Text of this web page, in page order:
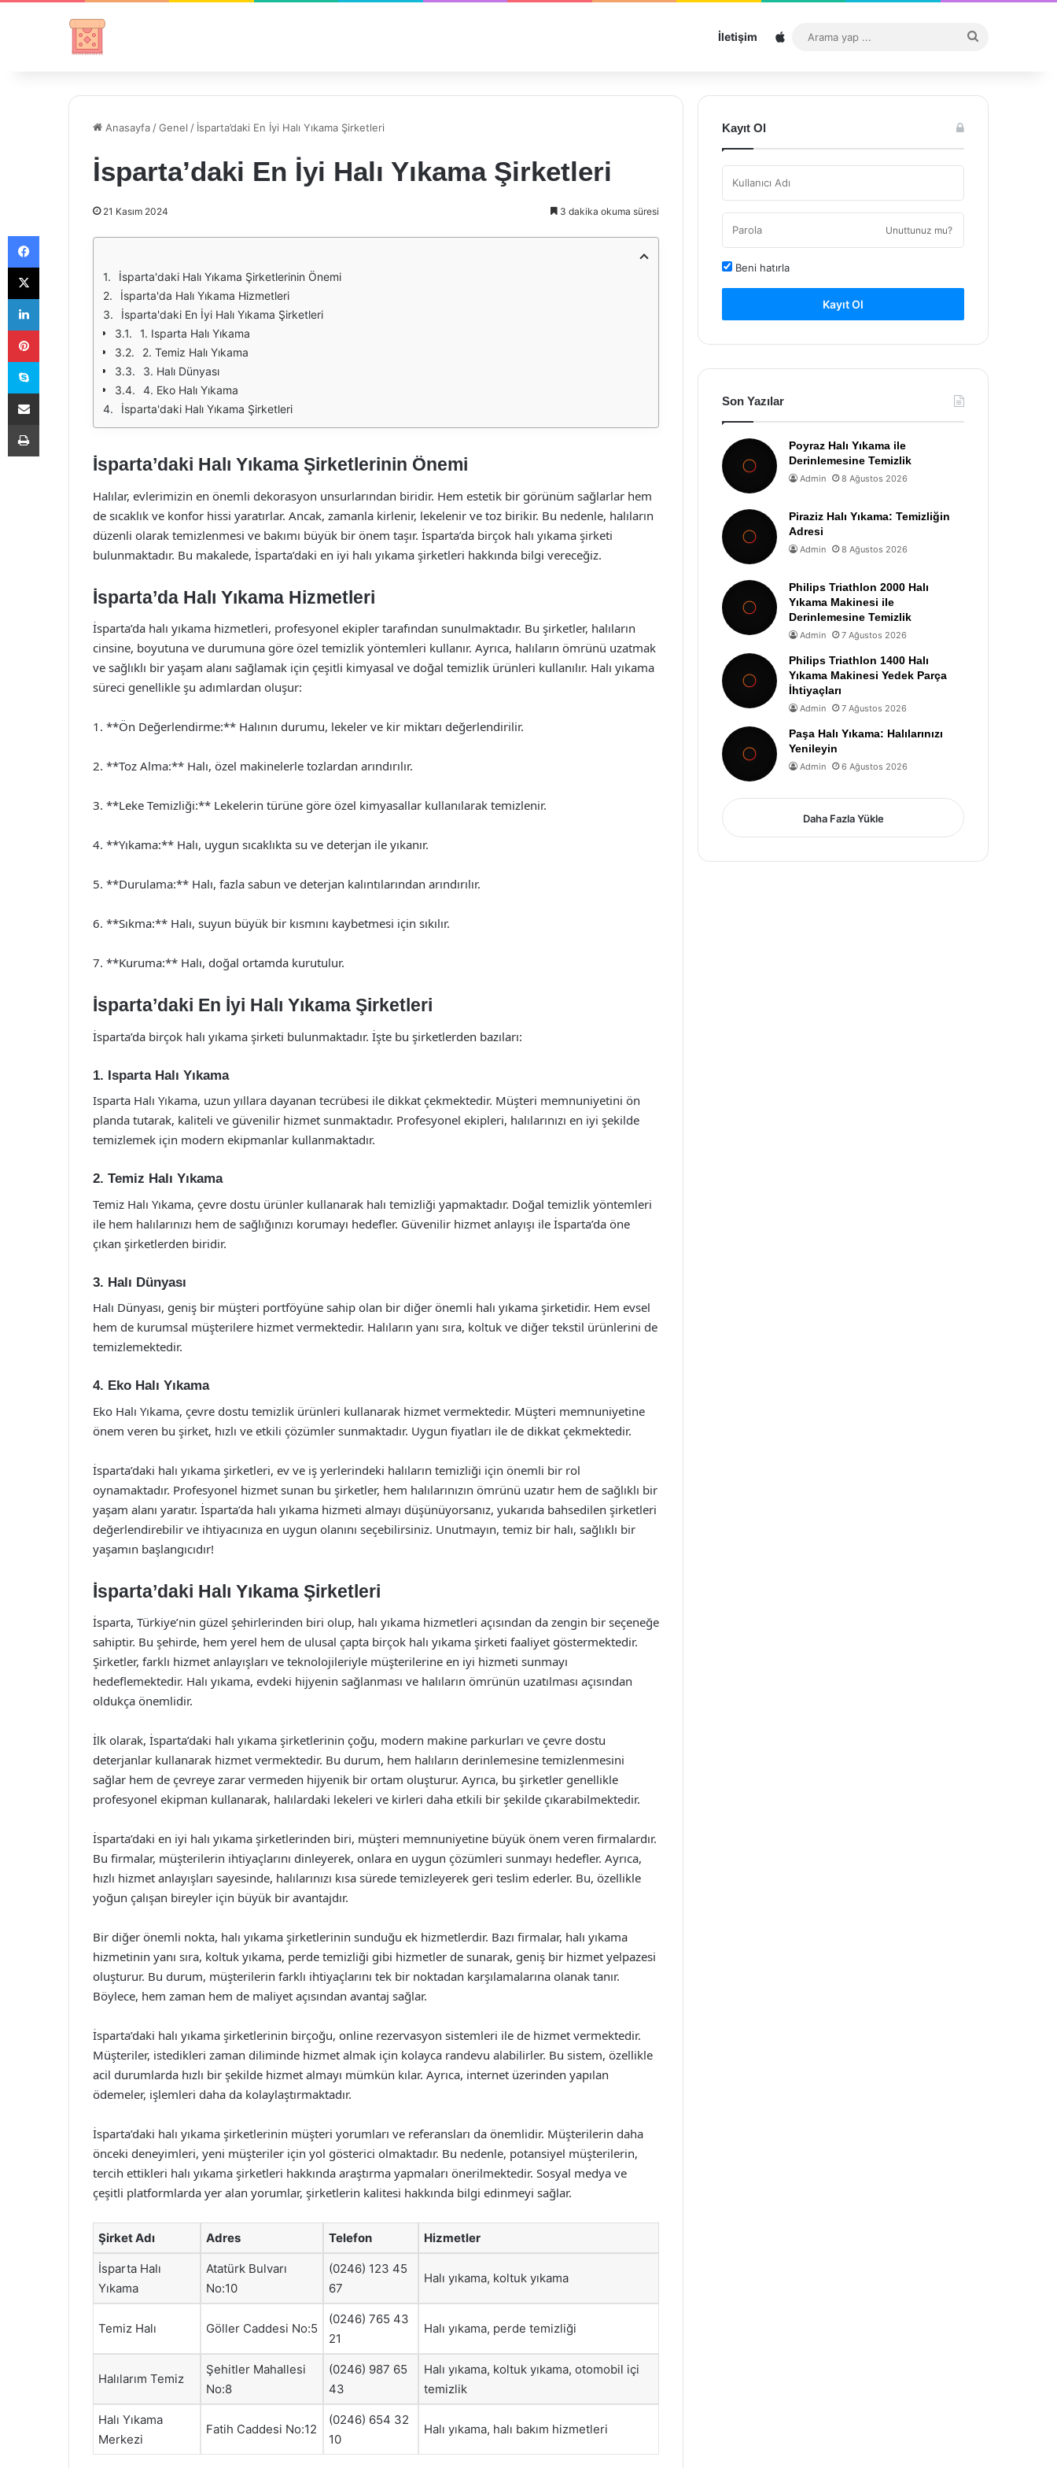
İletişim Sitemap
...
Anasayfa /Genel / İsparta’daki En İyi Halı Yıkama Şirketleri
İsparta’daki En İyi Halı Yıkama Şirketleri
21 Kasım 2024 3 dakika okuma süresi
İsparta'daki Halı Yıkama Şirketlerinin Önemi
İsparta'da Halı Yıkama Hizmetleri
İsparta'daki En İyi Halı Yıkama Şirketleri
1. Isparta Halı Yıkama
2. Temiz Halı Yıkama
3. Halı Dünyası
4. Eko Halı Yıkama
İsparta'daki Halı Yıkama Şirketleri
İsparta’daki Halı Yıkama Şirketlerinin Önemi
Halılar, evlerimizin en önemli dekorasyon unsurlarından biridir. Hem estetik bir görünüm sağlarlar hem
de sıcaklık ve konfor hissi yaratırlar. Ancak, zamanla kirlenir, lekelenir ve toz birikir. Bu nedenle, halıların
düzenli olarak temizlenmesi ve bakımı büyük bir önem taşır. İsparta’da birçok halı yıkama şirketi
bulunmaktadır. Bu makalede, İsparta’daki en iyi halı yıkama şirketleri hakkında bilgi vereceğiz.
İsparta’da Halı Yıkama Hizmetleri
İsparta’da halı yıkama hizmetleri, profesyonel ekipler tarafından sunulmaktadır. Bu şirketler, halıların
cinsine, boyutuna ve durumuna göre özel temizlik yöntemleri kullanır. Ayrıca, halıların ömrünü uzatmak
ve sağlıklı bir yaşam alanı sağlamak için çeşitli kimyasal ve doğal temizlik ürünleri kullanılır. Halı yıkama
süreci genellikle şu adımlardan oluşur:
1. **Ön Değerlendirme:** Halının durumu, lekeler ve kir miktarı değerlendirilir.
2. **Toz Alma:** Halı, özel makinelerle tozlardan arındırılır.
3. **Leke Temizliği:** Lekelerin türüne göre özel kimyasallar kullanılarak temizlenir.
4. **Yıkama:** Halı, uygun sıcaklıkta su ve deterjan ile yıkanır.
5. **Durulama:** Halı, fazla sabun ve deterjan kalıntılarından arındırılır.
6. **Sıkma:** Halı, suyun büyük bir kısmını kaybetmesi için sıkılır.
7. **Kuruma:** Halı, doğal ortamda kurutulur.
İsparta’daki En İyi Halı Yıkama Şirketleri
İsparta’da birçok halı yıkama şirketi bulunmaktadır. İşte bu şirketlerden bazıları:
1. Isparta Halı Yıkama
Isparta Halı Yıkama, uzun yıllara dayanan tecrübesi ile dikkat çekmektedir. Müşteri memnuniyetini ön
planda tutarak, kaliteli ve güvenilir hizmet sunmaktadır. Profesyonel ekipleri, halılarınızı en iyi şekilde
temizlemek için modern ekipmanlar kullanmaktadır.
2. Temiz Halı Yıkama
Temiz Halı Yıkama, çevre dostu ürünler kullanarak halı temizliği yapmaktadır. Doğal temizlik yöntemleri
ile hem halılarınızı hem de sağlığınızı korumayı hedefler. Güvenilir hizmet anlayışı ile İsparta’da öne
çıkan şirketlerden biridir.
3. Halı Dünyası
Halı Dünyası, geniş bir müşteri portföyüne sahip olan bir diğer önemli halı yıkama şirketidir. Hem evsel
hem de kurumsal müşterilere hizmet vermektedir. Halıların yanı sıra, koltuk ve diğer tekstil ürünlerini de
temizlemektedir.
4. Eko Halı Yıkama
Eko Halı Yıkama, çevre dostu temizlik ürünleri kullanarak hizmet vermektedir. Müşteri memnuniyetine
önem veren bu şirket, hızlı ve etkili çözümler sunmaktadır. Uygun fiyatları ile de dikkat çekmektedir.
İsparta’daki halı yıkama şirketleri, ev ve iş yerlerindeki halıların temizliği için önemli bir rol
oynamaktadır. Profesyonel hizmet sunan bu şirketler, hem halılarınızın ömrünü uzatır hem de sağlıklı bir
yaşam alanı yaratır. İsparta’da halı yıkama hizmeti almayı düşünüyorsanız, yukarıda bahsedilen şirketleri
değerlendirebilir ve ihtiyacınıza en uygun olanını seçebilirsiniz. Unutmayın, temiz bir halı, sağlıklı bir
yaşamın başlangıcıdır!
İsparta’daki Halı Yıkama Şirketleri
İsparta, Türkiye’nin güzel şehirlerinden biri olup, halı yıkama hizmetleri açısından da zengin bir seçeneğe
sahiptir. Bu şehirde, hem yerel hem de ulusal çapta birçok halı yıkama şirketi faaliyet göstermektedir.
Şirketler, farklı hizmet anlayışları ve teknolojileriyle müşterilerine en iyi hizmeti sunmayı
hedeflemektedir. Halı yıkama, evdeki hijyenin sağlanması ve halıların ömrünün uzatılması açısından
oldukça önemlidir.
İlk olarak, İsparta’daki halı yıkama şirketlerinin çoğu, modern makine parkurları ve çevre dostu
deterjanlar kullanarak hizmet vermektedir. Bu durum, hem halıların derinlemesine temizlenmesini
sağlar hem de çevreye zarar vermeden hijyenik bir ortam oluşturur. Ayrıca, bu şirketler genellikle
profesyonel ekipman kullanarak, halılardaki lekeleri ve kirleri daha etkili bir şekilde çıkarabilmektedir.
İsparta’daki en iyi halı yıkama şirketlerinden biri, müşteri memnuniyetine büyük önem veren firmalardır.
Bu firmalar, müşterilerin ihtiyaçlarını dinleyerek, onlara en uygun çözümleri sunmayı hedefler. Ayrıca,
hızlı hizmet anlayışları sayesinde, halılarınızı kısa sürede temizleyerek geri teslim ederler. Bu, özellikle
yoğun çalışan bireyler için büyük bir avantajdır.
Bir diğer önemli nokta, halı yıkama şirketlerinin sunduğu ek hizmetlerdir. Bazı firmalar, halı yıkama
hizmetinin yanı sıra, koltuk yıkama, perde temizliği gibi hizmetler de sunarak, geniş bir hizmet yelpazesi
oluşturur. Bu durum, müşterilerin farklı ihtiyaçlarını tek bir noktadan karşılamalarına olanak tanır.
Böylece, hem zaman hem de maliyet açısından avantaj sağlar.
İsparta’daki halı yıkama şirketlerinin birçoğu, online rezervasyon sistemleri ile de hizmet vermektedir.
Müşteriler, istedikleri zaman diliminde hizmet almak için kolayca randevu alabilirler. Bu sistem, özellikle
acil durumlarda hızlı bir şekilde hizmet almayı mümkün kılar. Ayrıca, internet üzerinden yapılan
ödemeler, işlemleri daha da kolaylaştırmaktadır.
İsparta’daki halı yıkama şirketlerinin müşteri yorumları ve referansları da önemlidir. Müşterilerin daha
önceki deneyimleri, yeni müşteriler için yol gösterici olmaktadır. Bu nedenle, potansiyel müşterilerin,
tercih ettikleri halı yıkama şirketleri hakkında araştırma yapmaları önerilmektedir. Sosyal medya ve
çeşitli platformlarda yer alan yorumlar, şirketlerin kalitesi hakkında bilgi edinmeyi sağlar.
Şirket Adı Adres Telefon Hizmetler
İsparta Halı
Yıkama
Atatürk Bulvarı
No:10
(0246) 123 45
67
Halı yıkama, koltuk yıkama
Temiz Halı Göller Caddesi No:5
(0246) 765 43
21
Halı yıkama, perde temizliği
Halılarım Temiz
Şehitler Mahallesi
No:8
(0246) 987 65
43
Halı yıkama, koltuk yıkama, otomobil içi
temizlik
Halı Yıkama
Merkezi
Fatih Caddesi No:12
(0246) 654 32
10
Halı yıkama, halı bakım hizmetleri
Kayıt Ol
Unuttunuz mu?
Beni hatırla
Kayıt Ol
Son Yazılar
Poyraz Halı Yıkama ile
Derinlemesine Temizlik
Admin 8 Ağustos 2026
Piraziz Halı Yıkama: Temizliğin
Adresi
Admin 8 Ağustos 2026
Philips Triathlon 2000 Halı
Yıkama Makinesi ile
Derinlemesine Temizlik
Admin 7 Ağustos 2026
Philips Triathlon 1400 Halı
Yıkama Makinesi Yedek Parça
İhtiyaçları
Admin 7 Ağustos 2026
Paşa Halı Yıkama: Halılarınızı
Yenileyin
Admin 6 Ağustos 2026
Daha Fazla Yükle
Facebook
X
LinkedIn
Pinterest
Skype
E-Posta ile paylaş